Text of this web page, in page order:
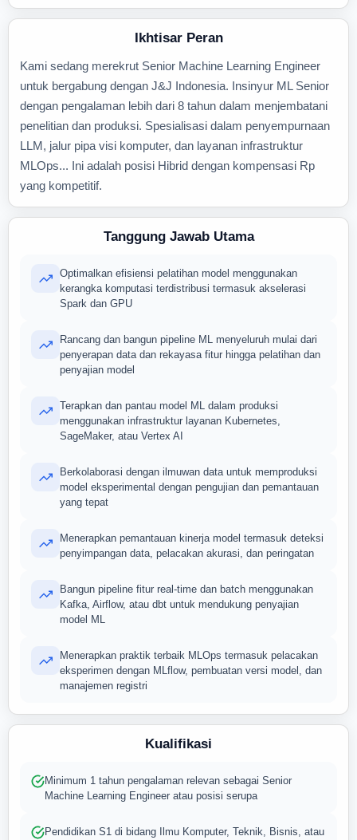
Ikhtisar Peran
Kami sedang merekrut Senior Machine Learning Engineer
untuk bergabung dengan J&J Indonesia. Insinyur ML Senior
dengan pengalaman lebih dari 8 tahun dalam menjembatani
penelitian dan produksi. Spesialisasi dalam penyempurnaan
LLM, jalur pipa visi komputer, dan layanan infrastruktur
MLOps... Ini adalah posisi Hibrid dengan kompensasi Rp
yang kompetitif.
Tanggung Jawab Utama
Optimalkan efisiensi pelatihan model menggunakan
kerangka komputasi terdistribusi termasuk akselerasi
Spark dan GPU
Rancang dan bangun pipeline ML menyeluruh mulai dari
penyerapan data dan rekayasa fitur hingga pelatihan dan
penyajian model
Terapkan dan pantau model ML dalam produksi
menggunakan infrastruktur layanan Kubernetes,
SageMaker, atau Vertex AI
Berkolaborasi dengan ilmuwan data untuk memproduksi
model eksperimental dengan pengujian dan pemantauan
yang tepat
Menerapkan pemantauan kinerja model termasuk deteksi
penyimpangan data, pelacakan akurasi, dan peringatan
Bangun pipeline fitur real-time dan batch menggunakan
Kafka, Airflow, atau dbt untuk mendukung penyajian
model ML
Menerapkan praktik terbaik MLOps termasuk pelacakan
eksperimen dengan MLflow, pembuatan versi model, dan
manajemen registri
Kualifikasi
Minimum 1 tahun pengalaman relevan sebagai Senior
Machine Learning Engineer atau posisi serupa
Pendidikan S1 di bidang Ilmu Komputer, Teknik, Bisnis, atau